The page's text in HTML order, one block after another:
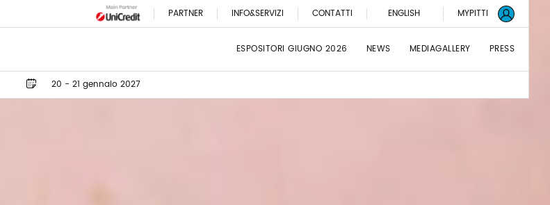
PARTNER INFO&SERVIZI CONTATTI ENGLISH MYPITTI
ESPOSITORI GIUGNO 2026 NEWS MEDIAGALLERY PRESS
20 - 21 gennaio 2027